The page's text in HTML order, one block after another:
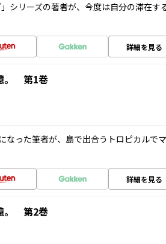
シリーズの著者が、今度は自分の滞在す
詳細を見る
。 第1巻
なった筆者が、島で出合うトロピカルで
詳細を見る
。 第2巻